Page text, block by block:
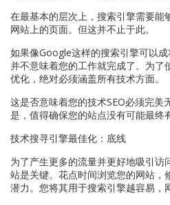
在最基本的层次上，搜索引擎需要能
网站上的页面。但这并不止于此。
如果像Google这样的搜索引擎可以
并不意味着您的工作就完成了。为了
优化，绝对必须涵盖所有技术方面。
这是否意味着您的技术SEO必须完美
是，值得确保您的站点没有可能最终
技术搜寻引擎最佳化：底线
为了产生更多的流量并更好地吸引访
站是关键。花点时间浏览您的网站，
潜力。您将其用于搜索引擎越容易，